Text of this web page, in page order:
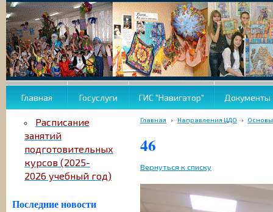
Главная Госуслуги ГИС "Навигатор" Документы
Расписание
занятий
подготовительных
курсов (2025-
2026 учебный год)
Последние новости
Главная › Направления ЦДО › Основы
46
Вернуться к списку